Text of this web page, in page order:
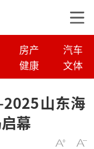
房产
汽车
健康 文体
山东海
幕